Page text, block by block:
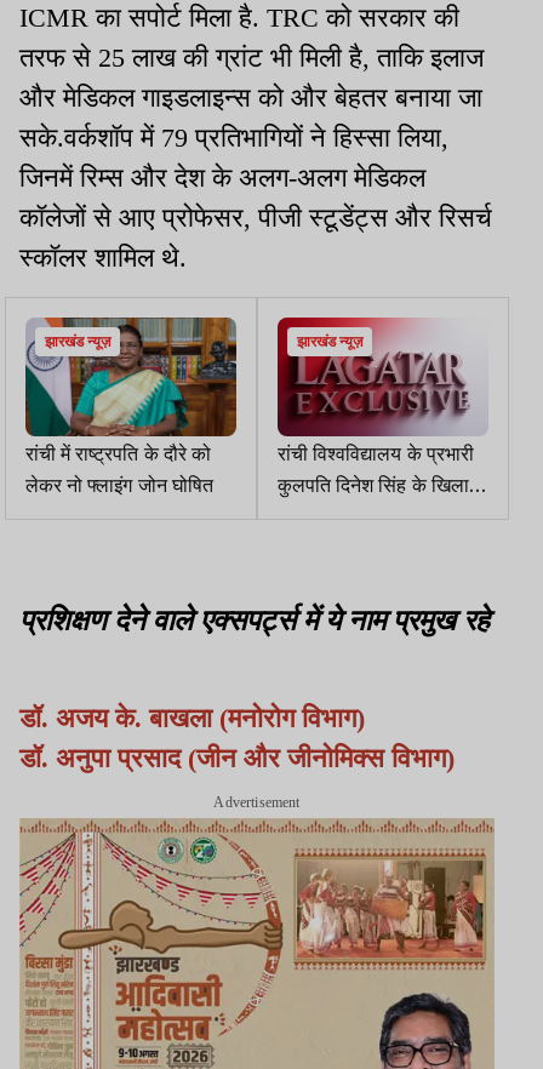
ICMR का सपोर्ट मिला है. TRC को सरकार की
तरफ से 25 लाख की ग्रांट भी मिली है, ताकि इलाज
और मेडिकल गाइडलाइन्स को और बेहतर बनाया जा
सके.वर्कशॉप में 79 प्रतिभागियों ने हिस्सा लिया,
जिनमें रिम्स और देश के अलग-अलग मेडिकल
कॉलेजों से आए प्रोफेसर, पीजी स्टूडेंट्स और रिसर्च
स्कॉलर शामिल थे.
झारखंड न्यूज़
रांची में राष्ट्रपति के दौरे को
लेकर नो फ्लाइंग जोन घोषित
झारखंड न्यूज़
रांची विश्वविद्यालय के प्रभारी
कुलपति दिनेश सिंह के खिलाफ
जांच का आदेश
प्रशिक्षण देने वाले एक्सपर्ट्स में ये नाम प्रमुख रहे
डॉ. अजय के. बाखला (मनोरोग विभाग)
डॉ. अनुपा प्रसाद (जीन और जीनोमिक्स विभाग)
Advertisement